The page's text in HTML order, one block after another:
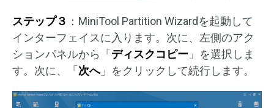
ステップ３ ：MiniTool Partition Wizardを起動して
インターフェイスに入ります。次に、左側のアク
ションパネルから「 ディスクコピー 」を選択しま
す。次に、「 次へ」をクリックして続行します。